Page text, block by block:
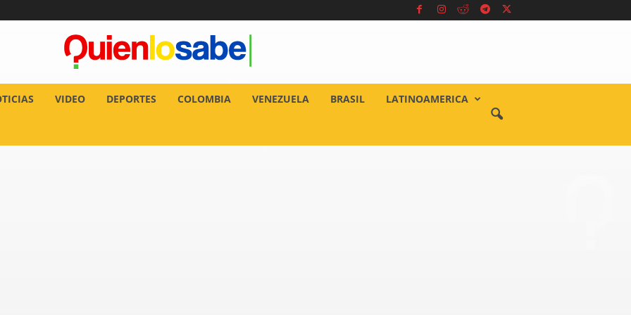
VIDEO DEPORTES COLOMBIA VENEZUELA BRASIL LATINOAMERICA